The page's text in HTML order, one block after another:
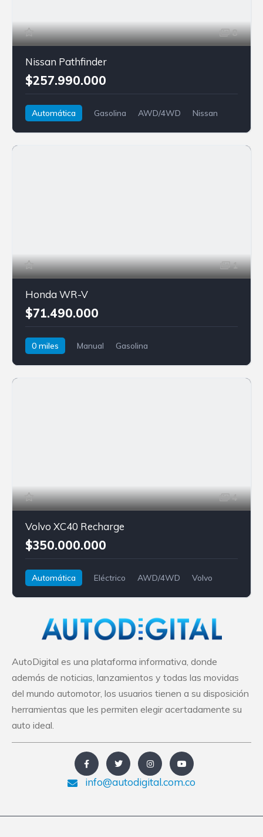
8
Nissan Pathfinder
$257.990.000
Automática Gasolina AWD/4WD
Nissan
1
Honda WR-V
$71.490.000
0 miles Manual
Gasolina
4
Volvo XC40 Recharge
$350.000.000
Automática Eléctrico AWD/4WD
Volvo
AutoDigital es una plataforma informativa, donde
además de noticias, lanzamientos y todas las movidas
del mundo automotor, los usuarios tienen a su disposición
herramientas que les permiten elegir acertadamente su
auto ideal.
info@autodigital.com.co